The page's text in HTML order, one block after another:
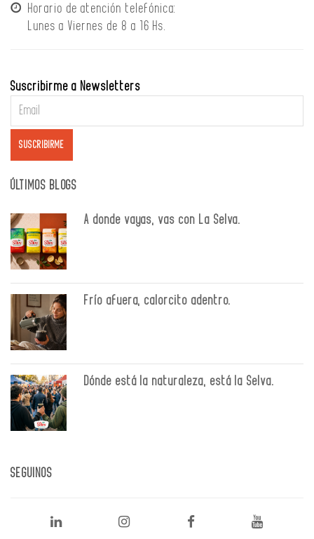
Horario de atención telefónica:
Lunes a Viernes de 8 a 16 Hs.
Suscribirme a Newsletters
ÚLTIMOS BLOGS
A donde vayas, vas con La Selva.
Frío afuera, calorcito adentro.
Dónde está la naturaleza, está la Selva.
SEGUINOS